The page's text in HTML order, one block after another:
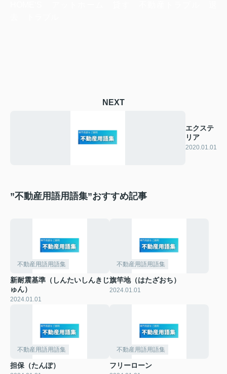
NEXT
エクステ
リア
2020.01.01
”不動産用語用語集”おすすめ記事
不動産用語用語集
新耐震基準（しんたいしんきじ
ゅん）
2024.01.01
不動産用語用語集
旗竿地（はたざおち）
2024.01.01
不動産用語用語集
担保（たんぽ）
不動産用語用語集
フリーローン